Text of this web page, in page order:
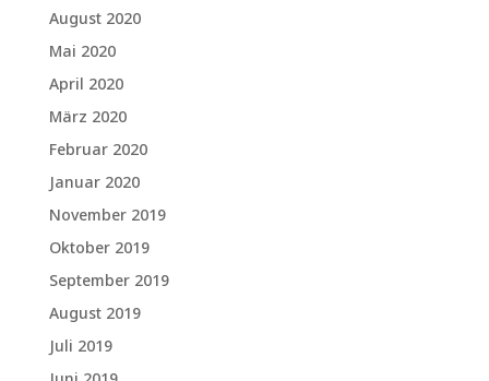
August 2020
Mai 2020
April 2020
März 2020
Februar 2020
Januar 2020
November 2019
Oktober 2019
September 2019
August 2019
Juli 2019